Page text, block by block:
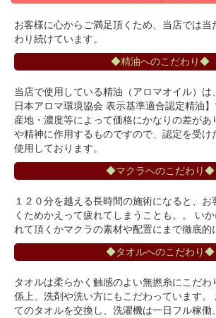
お客様に心からご満足頂くため、当店では当
わり続けています。
◆精油へのこだわり◆
当店で使用している精油（アロマオイル）は
日本アロマ環境協会 表示基準適合認定精油
産地・濃度等によって価格にかなりの差があ
や精神に作用するものですので、認定を受け
使用しております。
◆マクラへのこだわり◆
１２０分を越える長時間の施術になると、
くためかえって疲れてしまうことも。。 い
れて頂くかマクラの素材や配置にまで徹底的
◆タオルへのこだわり◆
タオルは柔らかく触感のよい無撚糸にこだわ
係上、洗剤や洗い方にもこだわっています。
てのタオルを交換し、洗濯機は一日フル稼働